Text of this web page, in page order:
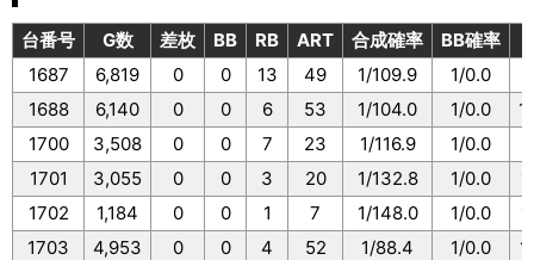
台番号 G数 差枚 BB RB ART 合成確率 BB確率
1687
6,819 0 0 13 49 1/109.9 1/0.0
1688
6,140 0 0 6 53 1/104.0 1/0.0
1700
3,508 0 0 7 23 1/116.9 1/0.0
1701
3,055 0 0 3 20 1/132.8 1/0.0
1702
1,184 0 0 1 7 1/148.0 1/0.0
1703
4,953 0 0 4 52 1/88.4 1/0.0